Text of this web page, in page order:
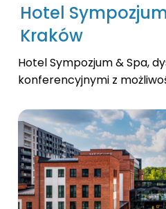
Hotel
Kraków
Hotel Sympozjum & Spa,
konferencyjnymi z